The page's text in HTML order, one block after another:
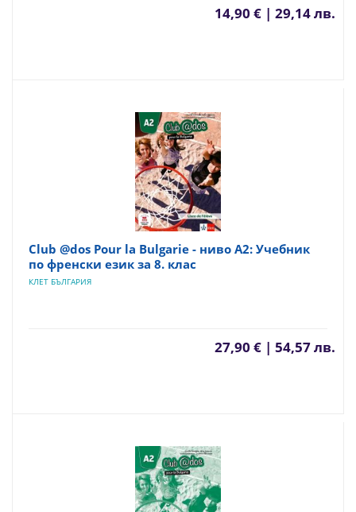
14,90 € | 29,14 лв.
Club @dos Pour la Bulgarie - ниво A2: Учебник
по френски език за 8. клас
КЛЕТ БЪЛГАРИЯ
27,90 € | 54,57 лв.